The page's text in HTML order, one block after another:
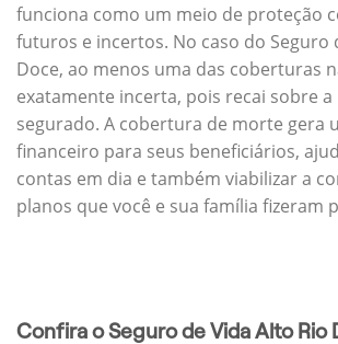
funciona como um meio de proteção
futuros e incertos. No caso do Seguro
Doce, ao menos uma das coberturas
exatamente incerta, pois recai sobre
segurado. A cobertura de morte gera
financeiro para seus beneficiários,
contas em dia e também viabilizar a
planos que você e sua família fizeram
Confira o Seguro de Vida Alto Rio